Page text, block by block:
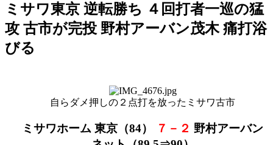
ミサワ東京 逆転勝ち ４回打者一巡の猛
攻 古市が完投 野村アーバン茂木 痛打浴
びる
自らダメ押しの２点打を放ったミサワ古市
ミサワホーム 東京（84） ７－２ 野村アーバン